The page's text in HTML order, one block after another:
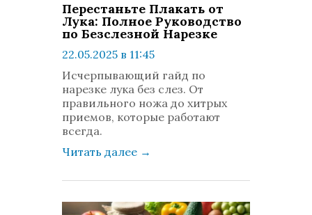
Перестаньте Плакать от
Лука: Полное Руководство
по Безслезной Нарезке
22.05.2025 в 11:45
просмотров: 485
комментариев: 0
Исчерпывающий гайд по
нарезке лука без слез. От
правильного ножа до хитрых
приемов, которые работают
всегда.
Читать далее →